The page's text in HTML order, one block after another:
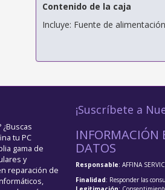
Contenido de la caja
Incluye: Fuente de
tu PC
gama de
y
reparación de
¡Suscríbete a
INFORMACIÓN
DATOS
Responsable: AFFINA
Finalidad: Responder las